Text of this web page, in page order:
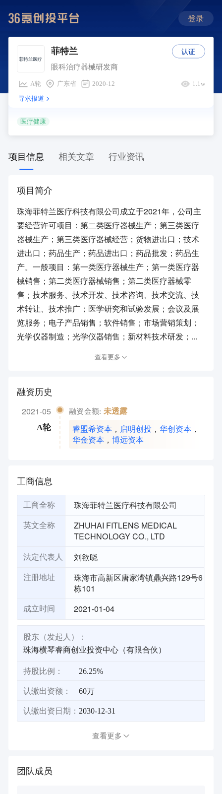
登录
菲特兰
眼科治疗器械研发商
A轮 广东省 2020-12 1.1w
寻求报道
医疗健康
认证
项目信息 相关文章 行业资讯
项目简介
珠海菲特兰医疗科技有限公司成立于2021年，公司主
要经营许可项目：第二类医疗器械生产；第三类医疗
器械生产；第三类医疗器械经营；货物进出口；技术
进出口；药品生产；药品进出口；药品批发；药品生
产。一般项目：第一类医疗器械生产；第一类医疗器
械销售；第二类医疗器械销售；第二类医疗器械零
售；技术服务、技术开发、技术咨询、技术交流、技
术转让、技术推广；医学研究和试验发展；会议及展
览服务；电子产品销售；软件销售；市场营销策划；
光学仪器制造；光学仪器销售；新材料技术研发；...
查看更多
融资历史
2021-05
A轮
融资金额: 未透露
睿盟希资本 ， 启明创投 ，华创资本 ，
华金资本 ，博远资本
工商信息
工商全称 珠海菲特兰医疗科技有限公司
英文全称
ZHUHAI FITLENS MEDICAL
TECHNOLOGY CO., LTD
法定代表人 刘欲晓
注册地址
珠海市高新区唐家湾镇鼎兴路129号6
栋101
成立时间 2021-01-04
股东（发起人）：
珠海横琴睿商创业投资中心（有限合伙）
持股比例： 26.25%
认缴出资额： 60万
认缴出资日期： 2030-12-31
查看更多
团队成员